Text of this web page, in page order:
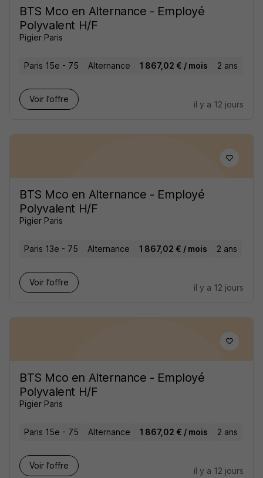
BTS Mco en Alternance - Employé
Polyvalent H/F
Pigier Paris
Paris 15e - 75 Alternance 1 867,02 € / mois 2 ans
Voir l’offre
il y a 12 jours
BTS Mco en Alternance - Employé
Polyvalent H/F
Pigier Paris
Paris 13e - 75 Alternance 1 867,02 € / mois 2 ans
Voir l’offre
il y a 12 jours
BTS Mco en Alternance - Employé
Polyvalent H/F
Pigier Paris
Paris 15e - 75 Alternance 1 867,02 € / mois 2 ans
Voir l’offre
il y a 12 jours